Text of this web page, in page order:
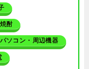
酎
パソコン・周辺機器